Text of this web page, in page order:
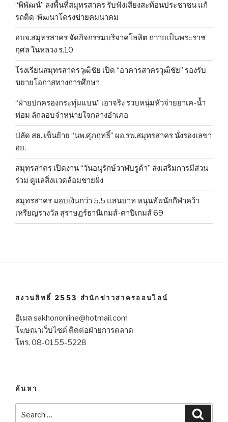
“พิพัฒน์” ลงพื้นที่สมุทรสาคร รับฟังเสียงสะท้อนประชาชน แก้
รถติด-พัฒนาโครงข่ายคมนาคม
อบจ.สมุทรสาคร จัดกิจกรรมบริจาคโลหิต ถวายเป็นพระราช
กุศล ในหลวง ร.10
โรงเรียนสมุทรสาครวุฒิชัย เปิด “อาคารสาครวุฒิชัย” รองรับ
ขยายโอกาสทางการศึกษา
“ฝ่ายปกครองกระทุ่มแบน” เอาจริง รวบหนุ่มหัวจ่ายยาเค-น้ำ
ท่อม ลักลอบจำหน่ายใจกลางอำเภอ
ปลัด สธ. เซ็นย้าย “นพ.ศุภฤทธิ์” ผอ.รพ.สมุทรสาคร นั่งรองเลขา
อย.
สมุทรสาคร เปิดงาน “วันอนุรักษ์วาฬบรูด้า” ส่งเสริมการมีส่วน
ร่วม ดูแลสิ่งแวดล้อมชายฝั่ง
สมุทรสาคร มอบเงินกว่า 5.5 แสนบาท หนุนทัพนักกีฬาคว้า
เหรียญรางวัล สุราษฎร์ธานีเกมส์-ตาปีเกมส์ 69
สงวนสิทธิ์ 2553 สำนักข่าวสาครออนไลน์
อีเมล sakhononline@hotmail.com
โฆษณาเว็บไซต์ ติดต่อฝ่ายการตลาด
โทร. 08-0155-5228
ค้นหา